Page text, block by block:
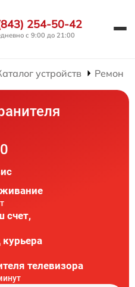
254-50-42
с 9:00 до 21:00
устройств Ремонт
счет,
телевизора